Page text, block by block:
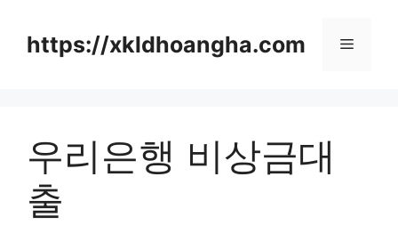
https://xkldhoangha.com 메
우리은행 비상금대
출